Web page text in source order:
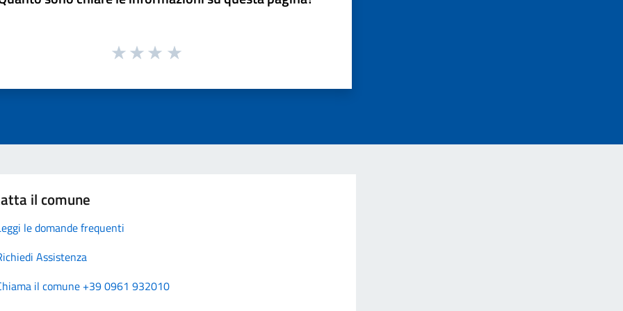
il comune
le domande frequenti
Assistenza
il comune +39 0961 932010